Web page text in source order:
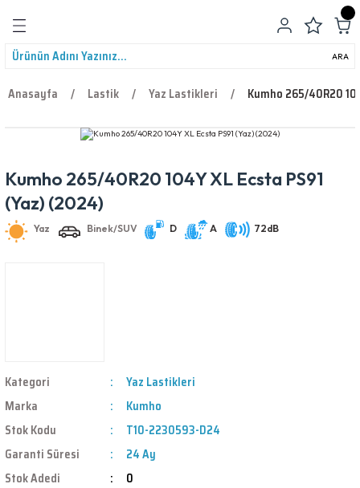
ARA
Anasayfa Lastik Yaz Lastikleri Kumho 265/40R20
Kumho 265/40R20 104Y XL Ecsta PS91
(Yaz) (2024)
Kategori
Yaz Lastikleri
Marka
Kumho
Stok Kodu
T10-2230593-D24
Garanti Süresi
24 Ay
Stok Adedi
0